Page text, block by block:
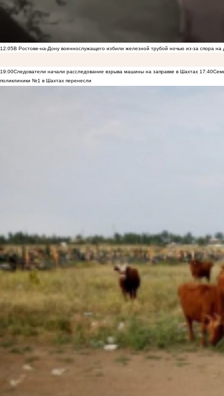
12:05В Ростове-на-Дону военнослужащего избили железной трубой ночью из-за спора на
19:00Следователи начали расследование взрыва машины на заправке в Шахтах 17:40
поликлиники №1 в Шахтах перенесли